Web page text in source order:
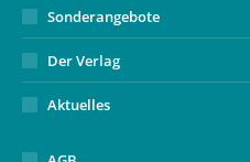
Sonderangebote
Der Verlag
Aktuelles